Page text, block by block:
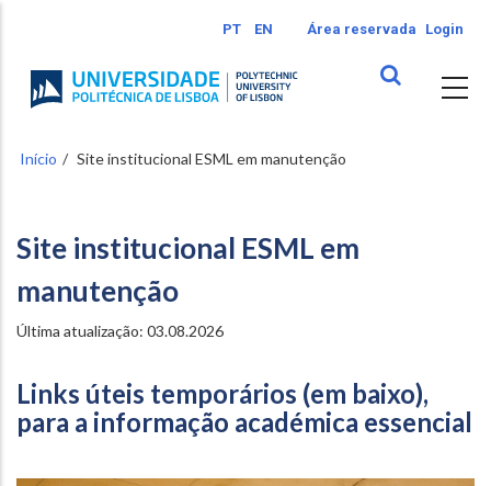
conteúdo
principal
PT EN Área reservada Login
Início Site institucional ESML em manutenção
Site institucional ESML em
manutenção
Última atualização: 03.08.2026
Links úteis temporários (em baixo),
para a informação académica essencial